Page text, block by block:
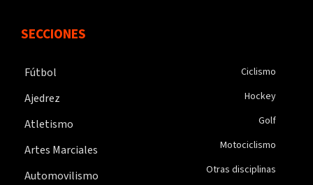
SECCIONES
Fútbol
Ajedrez
Atletismo
Artes Marciales
Automovilismo
Ciclismo
Hockey
Golf
Motociclismo
Otras disciplinas